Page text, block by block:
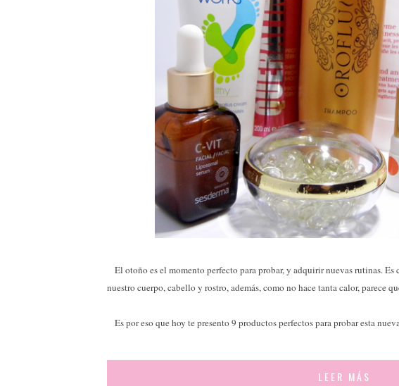
El otoño es el momento perfecto para probar, y adquirir nuevas rutinas. Es
nuestro cuerpo, cabello y rostro, además, como no hace tanta calor, parece
Es por eso que hoy te presento 9 productos perfectos para probar esta
LEER MÁS